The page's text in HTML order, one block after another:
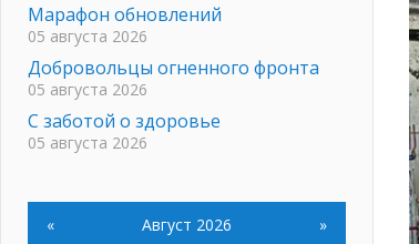
Марафон обновлений
05 августа 2026
Добровольцы огненного фронта
05 августа 2026
С заботой о здоровье
05 августа 2026
Пульс региона
« Август 2026 »